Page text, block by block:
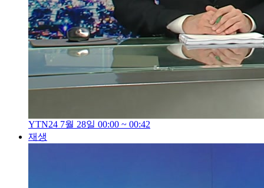
YTN24 7월 28일 00:00 ~ 00:42
재생